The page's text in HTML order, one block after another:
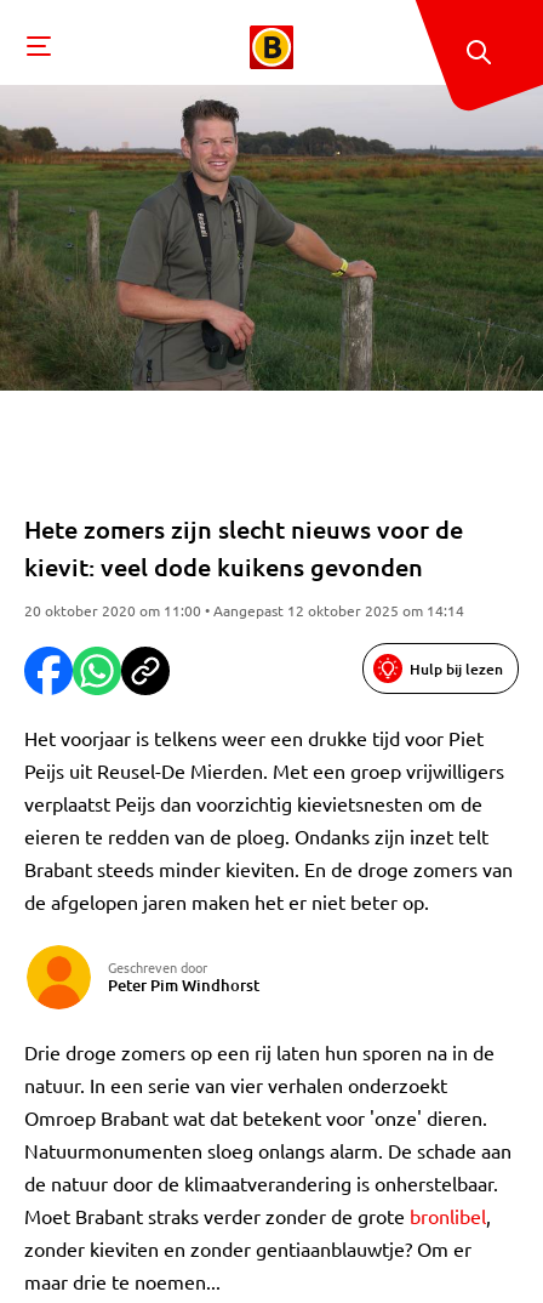
Hete zomers zijn slecht nieuws voor de
kievit: veel dode kuikens gevonden
20 oktober 2020 om 11:00 • Aangepast 12 oktober 2025 om 14:14
Hulp bij lezen
Het voorjaar is telkens weer een drukke tijd voor Piet
Peijs uit Reusel-De Mierden. Met een groep vrijwilligers
verplaatst Peijs dan voorzichtig kievietsnesten om de
eieren te redden van de ploeg. Ondanks zijn inzet telt
Brabant steeds minder kieviten. En de droge zomers van
de afgelopen jaren maken het er niet beter op.
Geschreven door
Peter Pim Windhorst
Drie droge zomers op een rij laten hun sporen na in de
natuur. In een serie van vier verhalen onderzoekt
Omroep Brabant wat dat betekent voor 'onze' dieren.
Natuurmonumenten sloeg onlangs alarm. De schade aan
de natuur door de klimaatverandering is onherstelbaar.
Moet Brabant straks verder zonder de grote bronlibel,
zonder kieviten en zonder gentiaanblauwtje? Om er
maar drie te noemen...